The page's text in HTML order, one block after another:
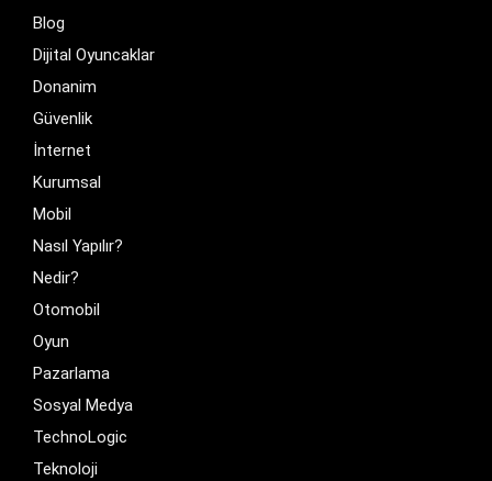
Blog
Dijital Oyuncaklar
Donanim
Güvenlik
İnternet
Kurumsal
Mobil
Nasıl Yapılır?
Nedir?
Otomobil
Oyun
Pazarlama
Sosyal Medya
TechnoLogic
Teknoloji